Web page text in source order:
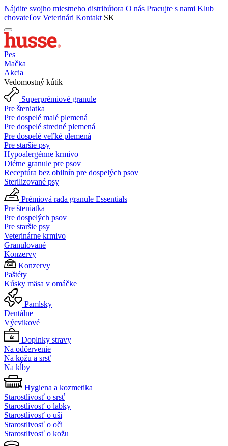
Nájdite svojho miestneho distribútora O nás Pracujte s nami Klub
chovateľov Veterinári Kontakt SK
Pes
Mačka
Akcia
Vedomostný kútik
Superprémiové granule
Pre šteniatka
Pre dospelé malé plemená
Pre dospelé stredné plemená
Pre dospelé veľké plemená
Pre staršie psy
Hypoalergénne krmivo
Diétne granule pre psov
Receptúra bez obilnín pre dospelých psov
Sterilizované psy
Prémiová rada granule Essentials
Pre šteniatka
Pre dospelých psov
Pre staršie psy
Veterinárne krmivo
Granulované
Konzervy
Konzervy
Paštéty
Kúsky mäsa v omáčke
Pamlsky
Dentálne
Výcvikové
Doplnky stravy
Na odčervenie
Na kožu a srsť
Na kĺby
Hygiena a kozmetika
Starostlivosť o srsť
Starostlivosť o labky
Starostlivosť o uši
Starostlivosť o oči
Starostlivosť o kožu